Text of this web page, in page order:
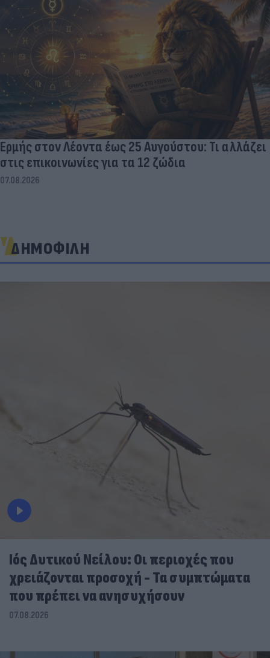
Ερμής στον Λέοντα έως 25 Αυγούστου: Τι αλλάζει
στις επικοινωνίες για τα 12 ζώδια
07.08.2026
ΔΗΜΟΦΙΛΗ
Ιός Δυτικού Νείλου: Οι περιοχές που
χρειάζονται προσοχή - Τα συμπτώματα
που πρέπει να ανησυχήσουν
07.08.2026